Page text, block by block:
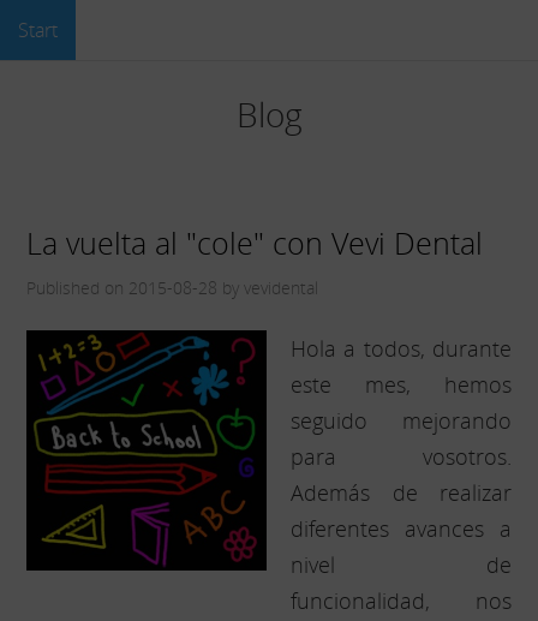
Start
Blog
La vuelta al "cole" con Vevi Dental
Published on 2015-08-28 by vevidental
Hola a todos, durante
este mes, hemos
seguido mejorando
para vosotros.
Además de realizar
diferentes avances a
nivel de
funcionalidad, nos